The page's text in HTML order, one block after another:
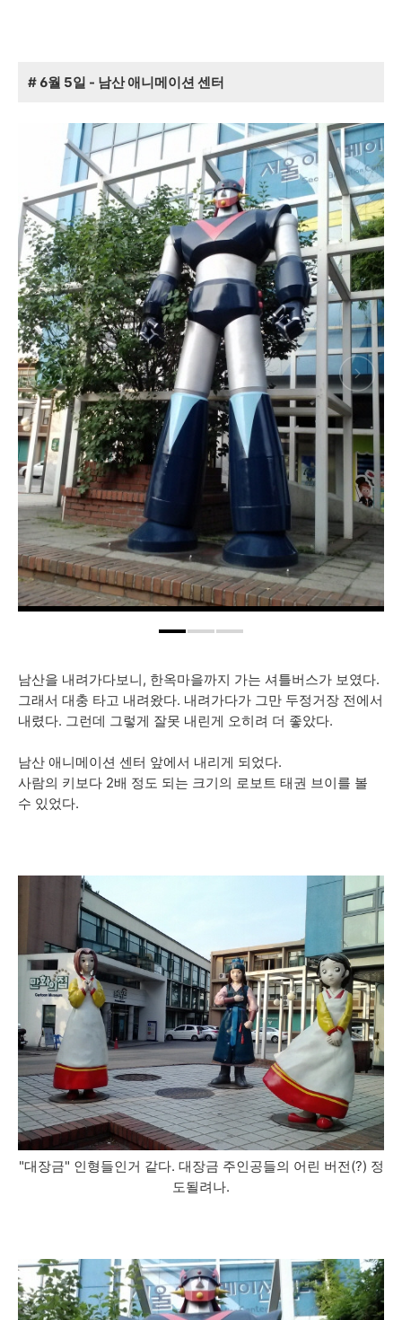
# 6월 5일 - 남산 애니메이션 센터
남산을 내려가다보니, 한옥마을까지 가는 셔틀버스가 보였다.
그래서 대충 타고 내려왔다. 내려가다가 그만 두정거장 전에서
내렸다. 그런데 그렇게 잘못 내린게 오히려 더 좋았다.
남산 애니메이션 센터 앞에서 내리게 되었다.
사람의 키보다 2배 정도 되는 크기의 로보트 태권 브이를 볼
수 있었다.
"대장금" 인형들인거 같다. 대장금 주인공들의 어린 버전(?) 정
도될려나.